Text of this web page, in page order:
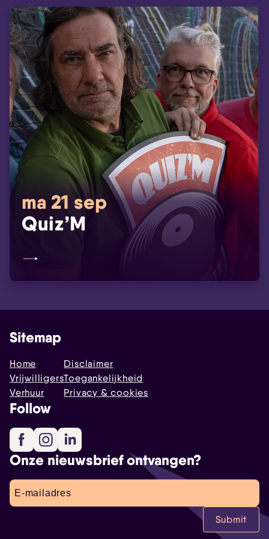
ma 21 sep
Quiz’M
Sitemap
Home
Vrijwilligers
Verhuur
Disclaimer
Toegankelijkheid
Privacy & cookies
Follow
FacebookInstagram
Onze nieuwsbrief ontvangen?